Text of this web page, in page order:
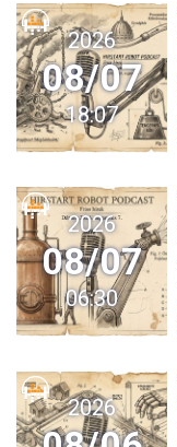
2026
08/07
18:07
2026
08/07
06:30
2026